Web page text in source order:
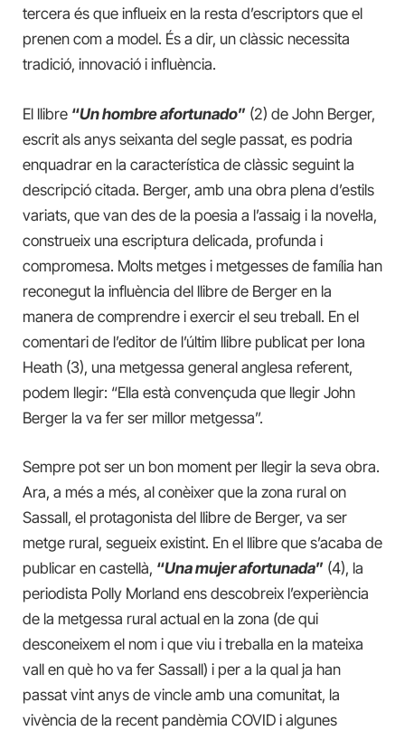
tercera és que influeix en la resta d’escriptors que el
prenen com a model. És a dir, un clàssic necessita
tradició, innovació i influència.
El llibre “Un hombre afortunado” (2) de John Berger,
escrit als anys seixanta del segle passat, es podria
enquadrar en la característica de clàssic seguint la
descripció citada. Berger, amb una obra plena d’estils
variats, que van des de la poesia a l’assaig i la novel·la,
construeix una escriptura delicada, profunda i
compromesa. Molts metges i metgesses de família han
reconegut la influència del llibre de Berger en la
manera de comprendre i exercir el seu treball. En el
comentari de l’editor de l’últim llibre publicat per Iona
Heath (3), una metgessa general anglesa referent,
podem llegir: “Ella està convençuda que llegir John
Berger la va fer ser millor metgessa”.
Sempre pot ser un bon moment per llegir la seva obra.
Ara, a més a més, al conèixer que la zona rural on
Sassall, el protagonista del llibre de Berger, va ser
metge rural, segueix existint. En el llibre que s’acaba de
publicar en castellà, “Una mujer afortunada” (4), la
periodista Polly Morland ens descobreix l’experiència
de la metgessa rural actual en la zona (de qui
desconeixem el nom i que viu i treballa en la mateixa
vall en què ho va fer Sassall) i per a la qual ja han
passat vint anys de vincle amb una comunitat, la
vivència de la recent pandèmia COVID i algunes